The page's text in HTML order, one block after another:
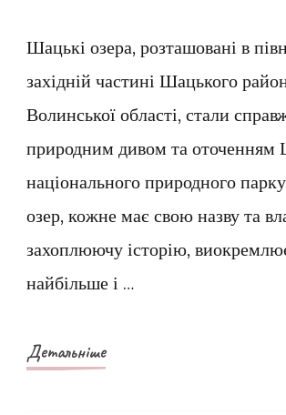
рай
в
Волині
або
Шацький
Національний
Парк
Шацькі озера, розташовані в
західній частині Шацького
Волинської області, стали
природним дивом та оточенням
національного природного
озер, кожне має свою назву та
захоплюючу історію,
найбільше і …
Детальніше